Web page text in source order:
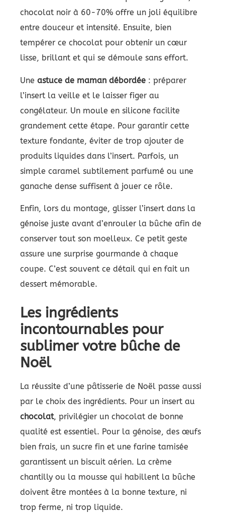
chocolat noir à 60-70% offre un joli équilibre
entre douceur et intensité. Ensuite, bien
tempérer ce chocolat pour obtenir un cœur
lisse, brillant et qui se démoule sans effort.
Une astuce de maman débordée : préparer
l’insert la veille et le laisser figer au
congélateur. Un moule en silicone facilite
grandement cette étape. Pour garantir cette
texture fondante, éviter de trop ajouter de
produits liquides dans l’insert. Parfois, un
simple caramel subtilement parfumé ou une
ganache dense suffisent à jouer ce rôle.
Enfin, lors du montage, glisser l’insert dans la
génoise juste avant d’enrouler la bûche afin de
conserver tout son moelleux. Ce petit geste
assure une surprise gourmande à chaque
coupe. C’est souvent ce détail qui en fait un
dessert mémorable.
Les ingrédients
incontournables pour
sublimer votre bûche de
Noël
La réussite d’une pâtisserie de Noël passe aussi
par le choix des ingrédients. Pour un insert au
chocolat, privilégier un chocolat de bonne
qualité est essentiel. Pour la génoise, des œufs
bien frais, un sucre fin et une farine tamisée
garantissent un biscuit aérien. La crème
chantilly ou la mousse qui habillent la bûche
doivent être montées à la bonne texture, ni
trop ferme, ni trop liquide.